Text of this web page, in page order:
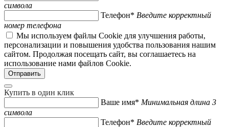
символа
Телефон* Введите корректный
номер телефона
Мы используем файлы Cookie для улучшения работы,
персонализации и повышения удобства пользования нашим
сайтом. Продолжая посещать сайт, вы соглашаетесь на
использование нами файлов Cookie.
Купить в один клик
Ваше имя* Минимальная длина 3
символа
Телефон* Введите корректный